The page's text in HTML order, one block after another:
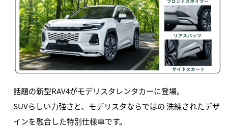
話題の新型RAV4がモデリスタレンタカーに登場。
SUVらしい力強さと、モデリスタならではの 洗練されたデザ
インを融合した特別仕様車です。